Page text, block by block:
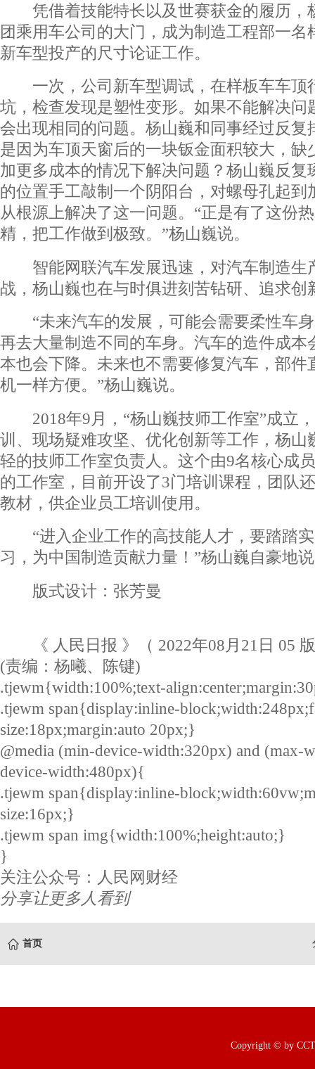
凭借着技能特长以及世赛获金的履历，
团乘用车公司的大门，成为制造工程部一名
新车型投产的尺寸论证工作。
一次，公司新车型调试，在样板车车顶
坑，检查发现是塑性变形。如果不能解决问
会出现相同的问题。杨山巍和同事经过反复
是因为车顶天窗后的一块钣金面积较大，缺
加更多成本的情况下解决问题？杨山巍反复
的位置手工敲制一个阴阳台，对螺母孔起到
从根源上解决了这一问题。“正是有了这份
精，把工作做到极致。”杨山巍说。
智能网联汽车发展迅速，对汽车制造生
战，杨山巍也在与时俱进刻苦钻研、追求创
“未来汽车的发展，可能会需要柔性车身
再去大量制造不同的车身。汽车的造件成本
本也会下降。未来也不需要修复汽车，部件
机一样方便。”杨山巍说。
2018年9月，“杨山巍技师工作室”成立
训、现场疑难攻坚、优化创新等工作，杨山
轻的技师工作室负责人。这个由9名核心成
的工作室，目前开设了3门培训课程，团队
教材，供企业员工培训使用。
“进入企业工作的高技能人才，要踏踏实
习，为中国制造贡献力量！”杨山巍自豪地
版式设计：张芳曼
《 人民日报 》（ 2022年08月21日 05
(责编：杨曦、陈键)
.tjewm{width:100%;text-
.tjewm span{display:inline-
size:18px;margin:auto 20px;}
@media (min-device-width:320px) and (max-
device-width:480px){
.tjewm span{display:inline-
size:16px;}
.tjewm span img{width:100%;height:auto;}
}
关注公众号：人民网财经
分享让更多人看到
首页
Copyright © by